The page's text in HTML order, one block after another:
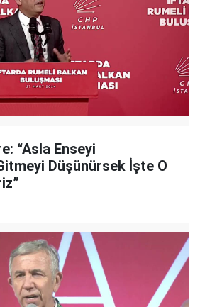
“Asla Enseyi
Düşünürsek İşte O